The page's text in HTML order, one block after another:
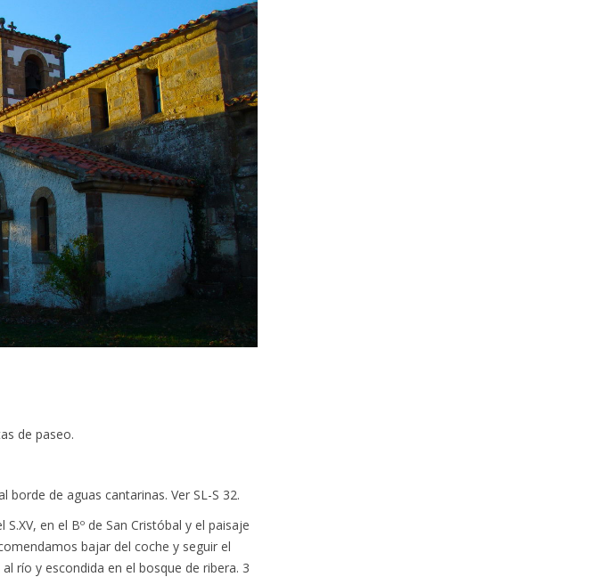
de paseo.
borde de aguas cantarinas. Ver SL-S 32.
en el Bº de San Cristóbal y el paisaje
bajar del coche y seguir el
río y escondida en el bosque de ribera. 3